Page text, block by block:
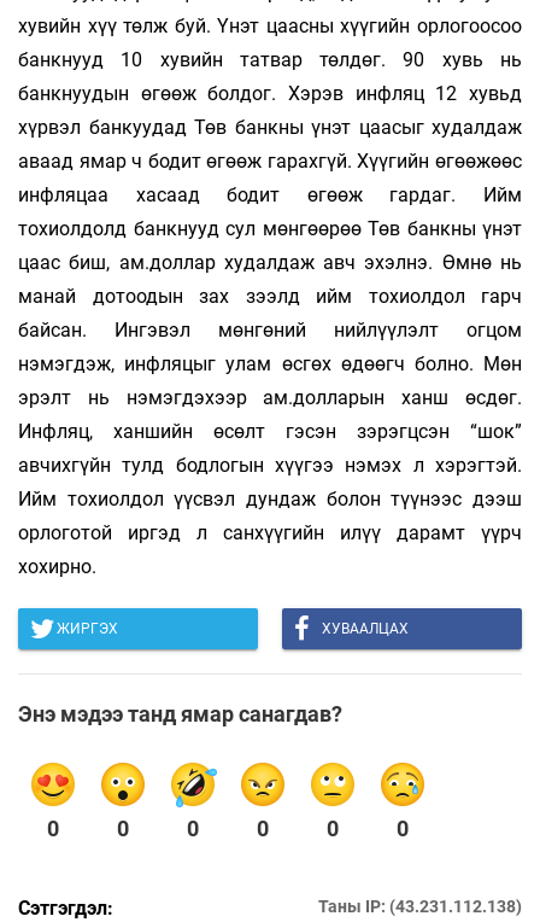
хувийн хүү төлж буй. Үнэт цаасны хүүгийн орлогоосоо
банкнууд 10 хувийн татвар төлдөг. 90 хувь нь
банкнуудын өгөөж болдог. Хэрэв инфляц 12 хувьд
хүрвэл банкуудад Төв банкны үнэт цаасыг худалдаж
аваад ямар ч бодит өгөөж гарахгүй. Хүүгийн өгөөжөөс
инфляцаа хасаад бодит өгөөж гардаг. Ийм
тохиолдолд банкнууд сул мөнгөөрөө Төв банкны үнэт
цаас биш, ам.доллар худалдаж авч эхэлнэ. Өмнө нь
манай дотоодын зах зээлд ийм тохиолдол гарч
байсан. Ингэвэл мөнгөний нийлүүлэлт огцом
нэмэгдэж, инфляцыг улам өсгөх өдөөгч болно. Мөн
эрэлт нь нэмэгдэхээр ам.долларын ханш өсдөг.
Инфляц, ханшийн өсөлт гэсэн зэрэгцсэн “шок”
авчихгүйн тулд бодлогын хүүгээ нэмэх л хэрэгтэй.
Ийм тохиолдол үүсвэл дундаж болон түүнээс дээш
орлоготой иргэд л санхүүгийн илүү дарамт үүрч
хохирно.
ЖИРГЭХ ХУВААЛЦАХ
Энэ мэдээ танд ямар санагдав?
0 0 0 0 0 0
Сэтгэгдэл: Таны IP: (43.231.112.138)